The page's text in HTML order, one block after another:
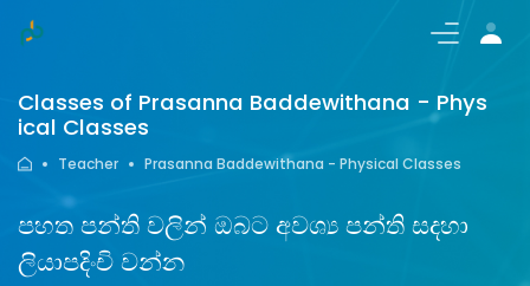
Login/Register
Classes of Prasanna Baddewithana - Phys
ical Classes
Teacher Prasanna Baddewithana - Physical Classes
පහත පන්ති වලින් ඔබට අවශ්‍ය පන්ති සදහා
ලියාපදිංචි වන්න